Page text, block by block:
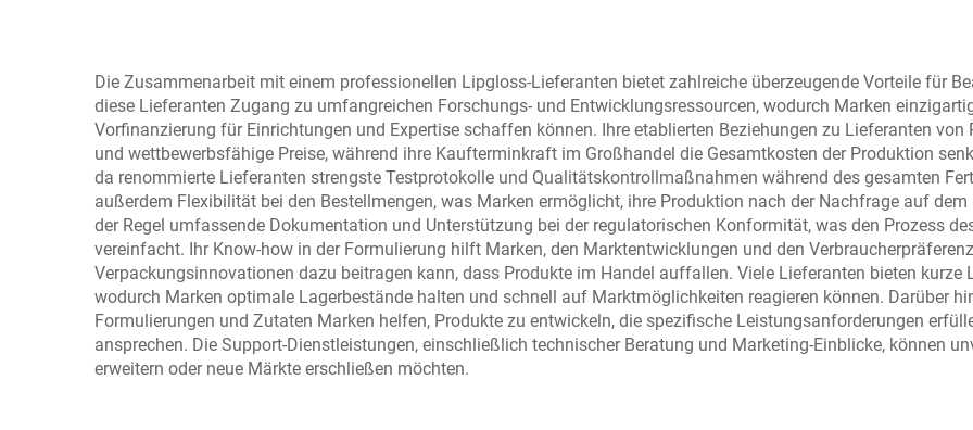
an.
Die Zusammenarbeit mit einem professionellen Lipgloss-Lieferanten bietet zahlreiche überzeugende Vorteile für
diese Lieferanten Zugang zu umfangreichen Forschungs- und Entwicklungsressourcen, wodurch Marken
Vorfinanzierung für Einrichtungen und Expertise schaffen können. Ihre etablierten Beziehungen zu Lieferanten
und wettbewerbsfähige Preise, während ihre Kaufterminkraft im Großhandel die Gesamtkosten der Produktion
da renommierte Lieferanten strengste Testprotokolle und Qualitätskontrollmaßnahmen während des gesamten
außerdem Flexibilität bei den Bestellmengen, was Marken ermöglicht, ihre Produktion nach der Nachfrage auf
der Regel umfassende Dokumentation und Unterstützung bei der regulatorischen Konformität, was den Prozess
vereinfacht. Ihr Know-how in der Formulierung hilft Marken, den Marktentwicklungen und den
Verpackungsinnovationen dazu beitragen kann, dass Produkte im Handel auffallen. Viele Lieferanten bieten
wodurch Marken optimale Lagerbestände halten und schnell auf Marktmöglichkeiten reagieren können. Darüber
Formulierungen und Zutaten Marken helfen, Produkte zu entwickeln, die spezifische Leistungsanforderungen
ansprechen. Die Support-Dienstleistungen, einschließlich technischer Beratung und Marketing-Einblicke, können
erweitern oder neue Märkte erschließen möchten.